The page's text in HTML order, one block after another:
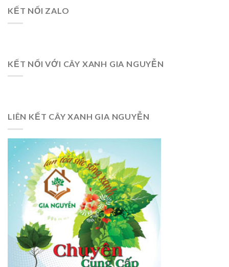
KẾT NỐI ZALO
KẾT NỐI VỚI CÂY XANH GIA NGUYỄN
LIÊN KẾT CÂY XANH GIA NGUYỄN